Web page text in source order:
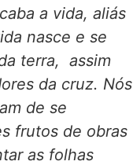
a vida, aliás
nasce e se
terra, assim
da cruz. Nós
de se
frutos de obras
as folhas